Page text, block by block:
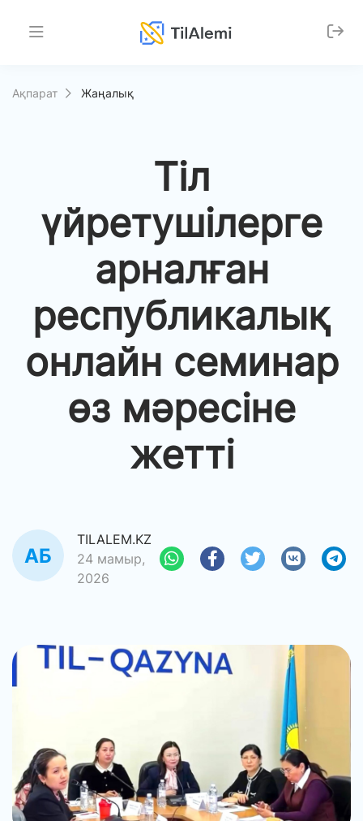
Ақпарат Жаңалық
Тіл
үйретушілерге
арналған
республикалық
онлайн семинар
өз мәресіне
жетті
TILALEM.KZ
24 мамыр,
2026